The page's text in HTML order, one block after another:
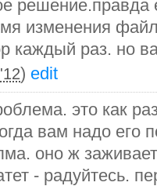
решение.правда
изменения
каждый раз. но
) edit
это как
вам надо его
оно ж
- радуйтесь.